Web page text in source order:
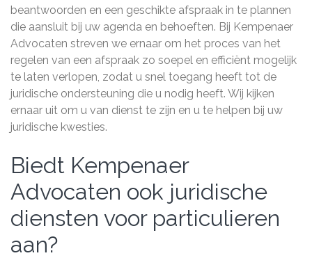
beantwoorden en een geschikte afspraak in te plannen
die aansluit bij uw agenda en behoeften. Bij Kempenaer
Advocaten streven we ernaar om het proces van het
regelen van een afspraak zo soepel en efficiënt mogelijk
te laten verlopen, zodat u snel toegang heeft tot de
juridische ondersteuning die u nodig heeft. Wij kijken
ernaar uit om u van dienst te zijn en u te helpen bij uw
juridische kwesties.
Biedt Kempenaer
Advocaten ook juridische
diensten voor particulieren
aan?